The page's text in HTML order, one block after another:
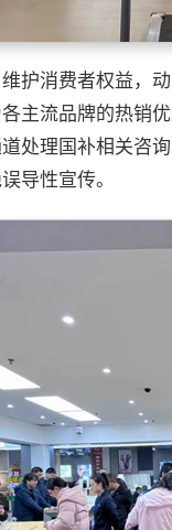
护消费者权益，
主流品牌的热销
处理国补相关咨
导性宣传。